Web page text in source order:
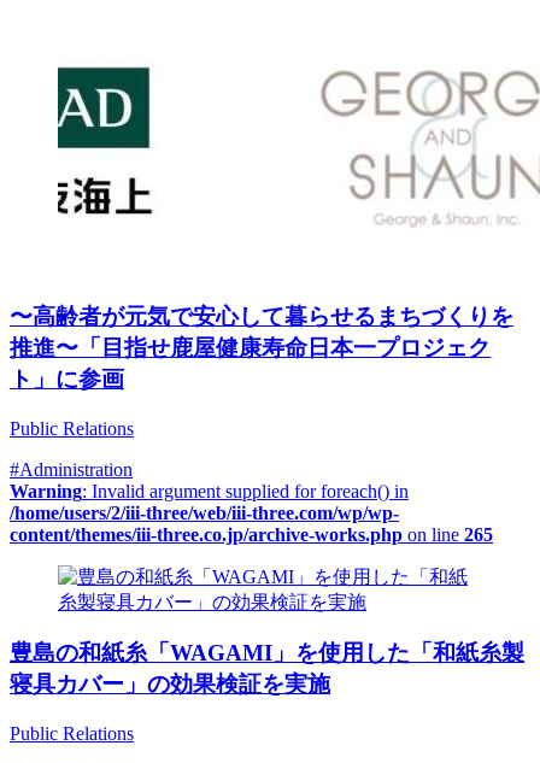
〜高齢者が元気で安心して暮らせるまちづくりを
推進〜「目指せ鹿屋健康寿命日本一プロジェク
ト」に参画
Public Relations
#Administration
Warning: Invalid argument supplied for foreach() in
/home/users/2/iii-three/web/iii-three.com/wp/wp-
content/themes/iii-three.co.jp/archive-works.php on line 265
豊島の和紙糸「WAGAMI」を使用した「和紙糸製
寝具カバー」の効果検証を実施
Public Relations